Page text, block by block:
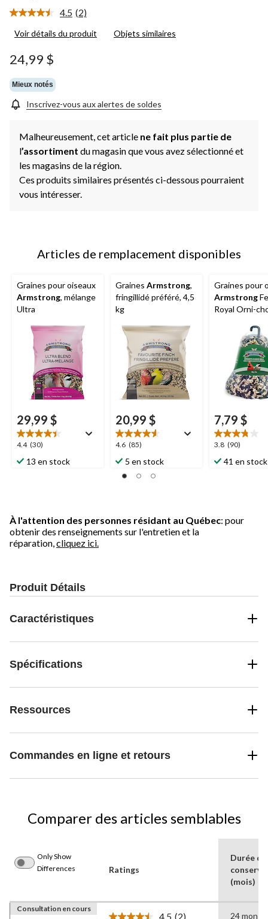
4.5 Lire
2
(2)
Voir détails du produit Objets similaires
24,99 $
Mieux notés
Inscrivez-vous aux alertes de soldes
Malheureusement, cet article ne fait plus partie de
l’assortiment du magasin que vous avez sélectionné et
les magasins de la région.
Ces produits similaires présentés ci-dessous pourraient
vous intéresser.
Articles de remplacement disponibles
Graines pour oiseaux
Armstrong, mélange
Ultra
29,99 $
4.4 (30)
4.4
étoile(s)
sur
13 en stock
Graines Armstrong,
fringillidé préféré, 4,5
kg
20,99 $
4.6 (85)
4.6
étoile(s)
sur
5.
5 en stock
Graines pour
Armstrong
Royal Orni-
7,79 $
3.8 (90)
3.8
étoile(s)
sur
41 en stock
À l'attention des personnes résidant au Québec: pour
obtenir des renseignements sur l'entretien et la
réparation, cliquez ici.
Produit Détails
Caractéristiques
Spécifications
Ressources
Commandes en ligne et retours
Comparer des articles semblables
Only Show
Differences
Ratings
Durée de
(mois)
Consultation en cours
4.5 (2) 24 mon